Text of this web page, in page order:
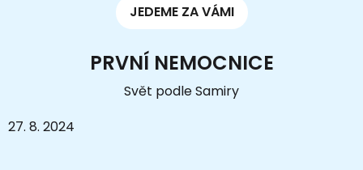
JEDEME ZA VÁMI
PRVNÍ NEMOCNICE
Svět podle Samiry
27. 8. 2024